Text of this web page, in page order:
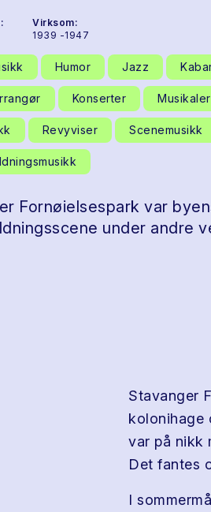
Virksom:
1939 -1947
Humor Jazz
Konserter Musikaler
Revyviser Scenemusikk
Fornøielsespark var
under andre
Stavanger
kolonihage
var på nikk
Det fantes
I